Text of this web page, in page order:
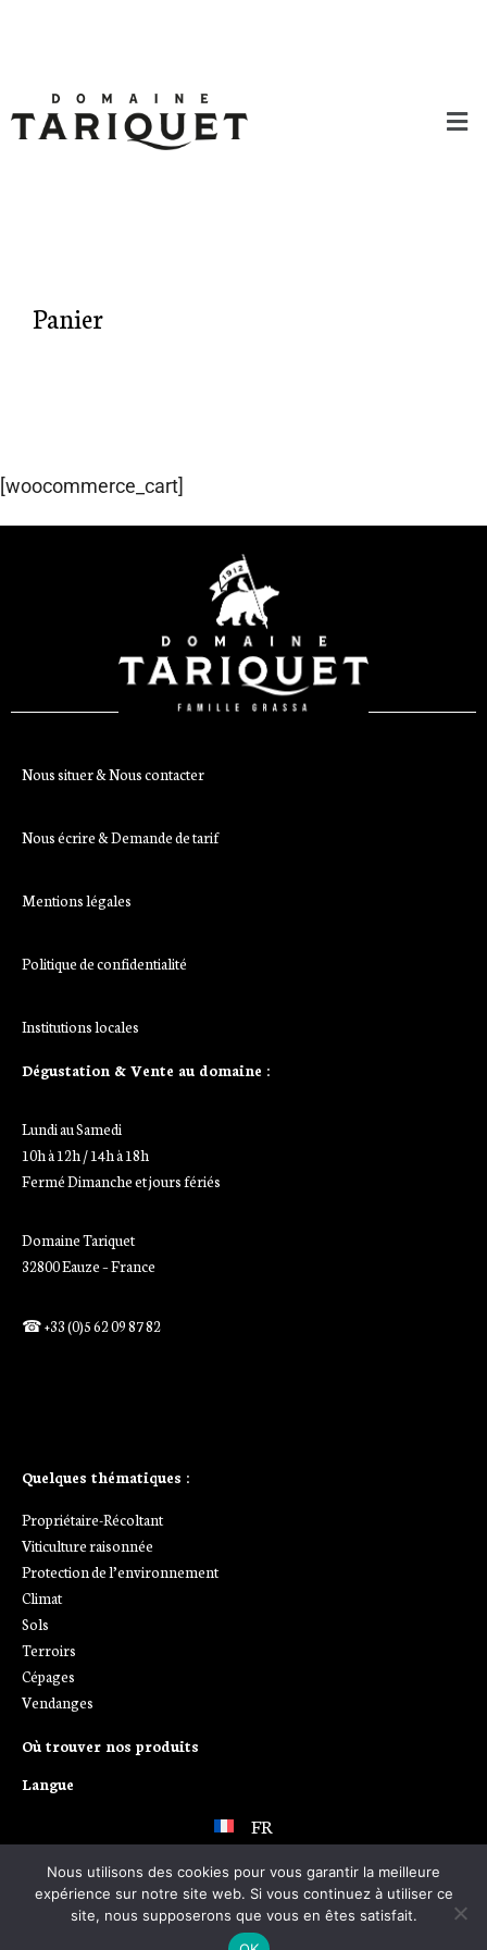
Panier
[woocommerce_cart]
Nous situer & Nous contacter
Nous écrire & Demande de tarif
Mentions légales
Politique de confidentialité
Institutions locales
Dégustation & Vente au domaine :
Lundi au Samedi
10h à 12h / 14h à 18h
Fermé Dimanche et jours fériés
Domaine Tariquet
32800 Eauze – France
☎ +33 (0)5 62 09 87 82
Quelques thématiques :
Propriétaire-Récoltant
Viticulture raisonnée
Protection de l’environnement
Climat
Sols
Terroirs
Cépages
Vendanges
Où trouver nos produits
Langue
FR
Nous utilisons des cookies pour vous garantir la meilleure
expérience sur notre site web. Si vous continuez à utiliser ce
site, nous supposerons que vous en êtes satisfait.